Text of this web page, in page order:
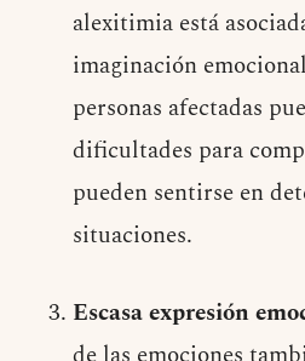
alexitimia está
imaginación
personas afectadas
dificultades para
pueden sentirse en
situaciones.
Escasa expresión